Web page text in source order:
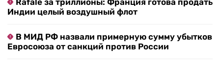
Rafale за триллионы: Франция готова продать
Индии целый воздушный флот
В МИД РФ назвали примерную сумму убытков
Евросоюза от санкций против России